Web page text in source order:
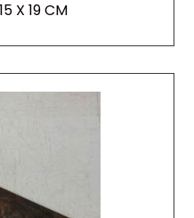
X 19 CM